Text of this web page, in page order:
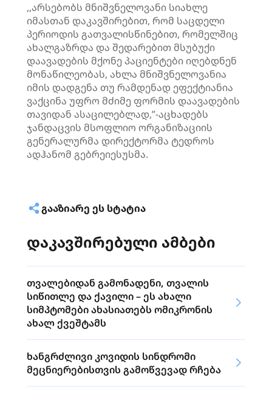
,,არსებობს მნიშვნელოვანი სიახლე
იმასთან დაკავშირებით, რომ საცდელი
პერიოდის გათვალისწინებით, რომელშიც
ახალგაზრდა და შედარებით მსუბუქი
დაავადების მქონე პაციენტები იღებდნენ
მონაწილეობას, ახლა მნიშვნელოვანია
იმის დადგენა თუ რამდენად ეფექტიანია
ვაქცინა უფრო მძიმე ფორმის დაავადების
თავიდან ასაცილებლად,”-აცხადებს
ჯანდაცვის მსოფლიო ორგანიზაციის
გენერალურმა დირექტორმა ტედროს
ადჰანომ გებრეიესუსმა.
ᲒᲐᲐᲖᲘᲐᲠᲔ ᲔᲡ ᲡᲢᲐᲢᲘᲐ
დაკავშირებული ამბები
თვალებიდან გამონადენი, თვალის
სიწითლე და ქავილი – ეს ახალი
სიმპტომები ახასიათებს ომიკრონის
ახალ ქვეშტამს
ხანგრძლივი კოვიდის სინდრომი
მეცნიერებისთვის გამოწვევად რჩება